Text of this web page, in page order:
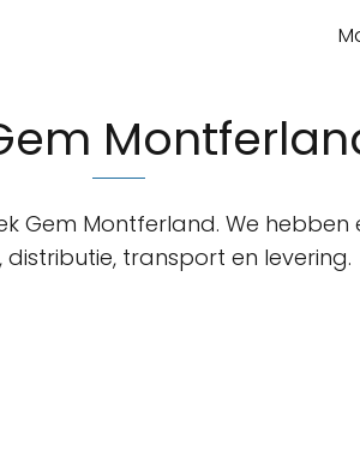
Gem Montferland. We
transport en levering.